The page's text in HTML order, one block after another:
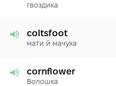
гвоздика
coltsfoot
мати й мачуха
cornflower
Волошка